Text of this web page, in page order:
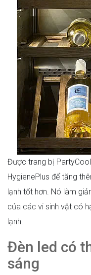
Được trang bị
HygienePlus để tăng
lạnh tốt hơn. Nó làm
của các vi sinh vật có
lạnh.
Đèn led có
sáng